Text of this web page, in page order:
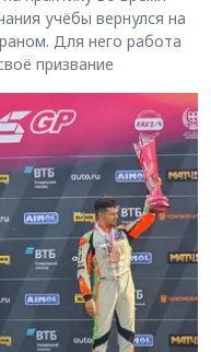
учёбы вернулся на
Для него работа
призвание